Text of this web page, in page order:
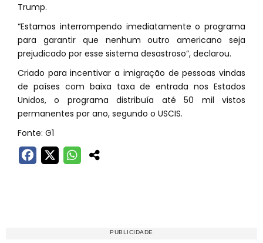
Trump.
“Estamos interrompendo imediatamente o programa
para garantir que nenhum outro americano seja
prejudicado por esse sistema desastroso”, declarou.
Criado para incentivar a imigração de pessoas vindas
de países com baixa taxa de entrada nos Estados
Unidos, o programa distribuía até 50 mil vistos
permanentes por ano, segundo o USCIS.
Fonte: G1